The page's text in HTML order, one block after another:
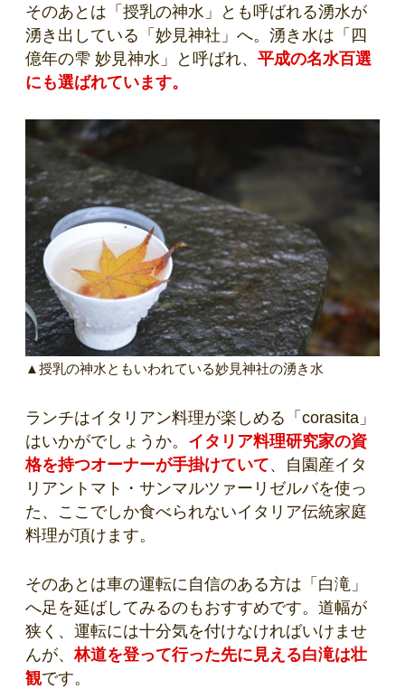
そのあとは「授乳の神水」とも呼ばれる湧水が
湧き出している「妙見神社」へ。湧き水は「四
億年の雫 妙見神水」と呼ばれ、 平成の名水百選
にも選ばれています。
▲授乳の神水ともいわれている妙見神社の湧き水
ランチはイタリアン料理が楽しめる「corasita」
はいかがでしょうか。 イタリア料理研究家の資
格を持つオーナーが手掛けていて、自園産イタ
リアントマト・サンマルツァーリゼルバを使っ
た、ここでしか食べられないイタリア伝統家庭
料理が頂けます。
そのあとは車の運転に自信のある方は「白滝」
へ足を延ばしてみるのもおすすめです。道幅が
狭く、運転には十分気を付けなければいけませ
んが、林道を登って行った先に見える白滝は壮
観です。